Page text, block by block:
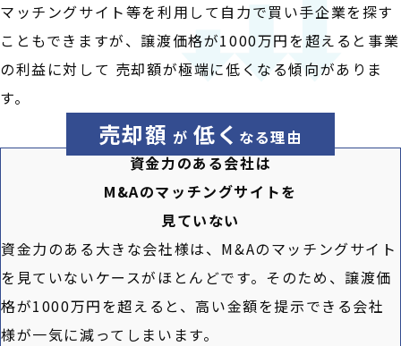
マッチングサイト等を利用して自力で買い手企業を探す
こともできますが、譲渡価格が1000万円を超えると事業
の利益に対して 売却額が極端に低くなる傾向がありま
す。
売却額 が 低く なる理由
資金力のある会社は
M&Aのマッチングサイトを
見ていない
資金力のある大きな会社様は、M&Aのマッチングサイト
を見ていないケースがほとんどです。そのため、譲渡価
格が1000万円を超えると、高い金額を提示できる会社
様が一気に減ってしまいます。